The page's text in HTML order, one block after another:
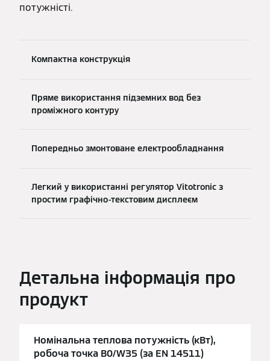
потужністі.
Компактна конструкція
Пряме використання підземних вод без
проміжного контуру
Попередньо змонтоване електрообладнання
Легкий у використанні регулятор Vitotronic з
простим графічно-текстовим дисплеєм
Детальна інформація про
продукт
Номінальна теплова потужність (кВт),
робоча точка B0/W35 (за EN 14511)